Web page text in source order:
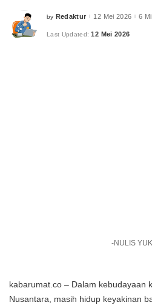
Posted
by Redaktur 12 Mei 2026 6
Last Updated: 12 Mei 2026
-NULIS
kabarumat.co – Dalam kebudayaan
Nusantara, masih hidup keyakinan